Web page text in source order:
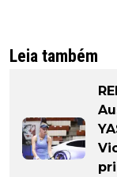
Leia também